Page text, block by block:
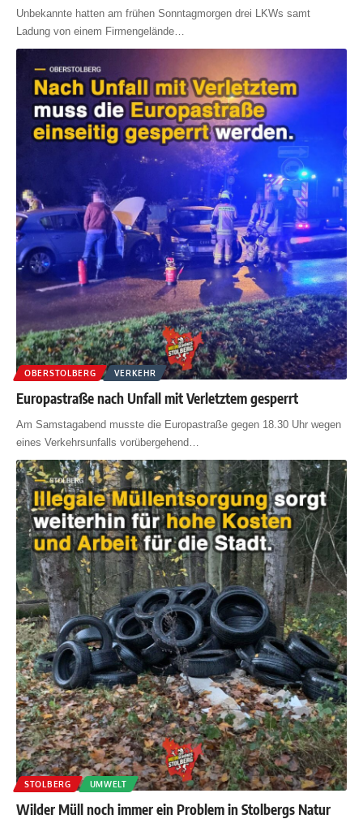
Unbekannte hatten am frühen Sonntagmorgen drei LKWs samt
Ladung von einem Firmengelände…
OBERSTOLBERG VERKEHR
Europastraße nach Unfall mit Verletztem gesperrt
Am Samstagabend musste die Europastraße gegen 18.30 Uhr wegen
eines Verkehrsunfalls vorübergehend…
STOLBERG UMWELT
Wilder Müll noch immer ein Problem in Stolbergs Natur